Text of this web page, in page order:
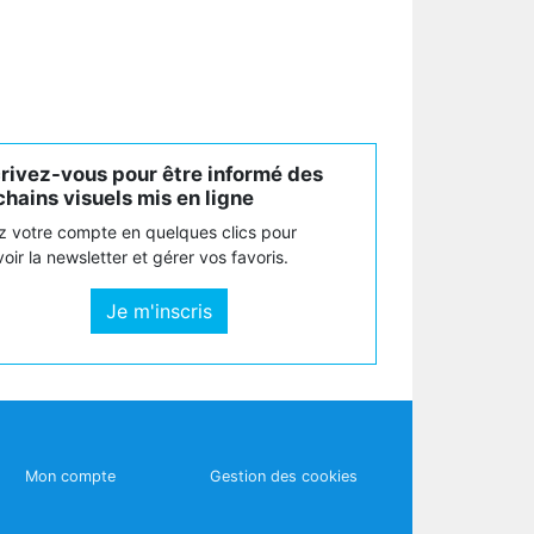
vous pour être informé des
visuels mis en ligne
votre compte en quelques clics pour
la newsletter et gérer vos favoris.
Je m'inscris
Mon compte Gestion des cookies